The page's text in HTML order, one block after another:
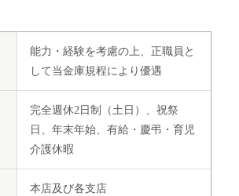
能力・経験を考慮の上、正職員と
して当金庫規程により優遇
完全週休2日制（土日）、祝祭
日、年末年始、有給・慶弔・育児
介護休暇
本店及び各支店